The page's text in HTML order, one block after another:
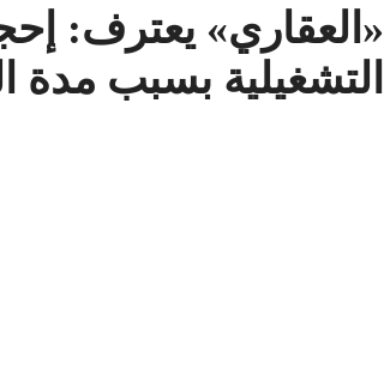
«العقاري» يعترف:
التشغيلية بسبب مدة